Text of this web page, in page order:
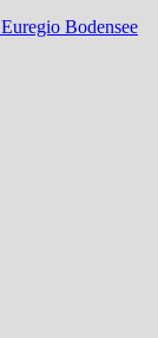
Bodensee